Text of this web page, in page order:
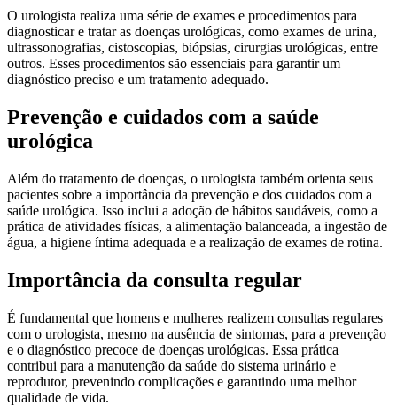
O urologista realiza uma série de exames e procedimentos para
diagnosticar e tratar as doenças urológicas, como exames de urina,
ultrassonografias, cistoscopias, biópsias, cirurgias urológicas, entre
outros. Esses procedimentos são essenciais para garantir um
diagnóstico preciso e um tratamento adequado.
Prevenção e cuidados com a saúde
urológica
Além do tratamento de doenças, o urologista também orienta seus
pacientes sobre a importância da prevenção e dos cuidados com a
saúde urológica. Isso inclui a adoção de hábitos saudáveis, como a
prática de atividades físicas, a alimentação balanceada, a ingestão de
água, a higiene íntima adequada e a realização de exames de rotina.
Importância da consulta regular
É fundamental que homens e mulheres realizem consultas regulares
com o urologista, mesmo na ausência de sintomas, para a prevenção
e o diagnóstico precoce de doenças urológicas. Essa prática
contribui para a manutenção da saúde do sistema urinário e
reprodutor, prevenindo complicações e garantindo uma melhor
qualidade de vida.